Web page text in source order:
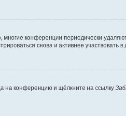
конференции периодически
снова и активнее участвовать в
на конференцию и щёлкните на ссылку